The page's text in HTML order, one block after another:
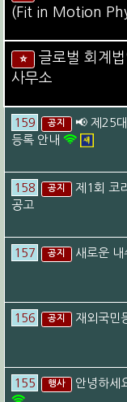
(Fit in Motion
⭐
글로벌 회계
사무소
159 공지
📢 제25
등록 안내
158 공지
제1회 코
공고
157 공지 새로운
156 공지 재외국민
155 행사 안녕하세